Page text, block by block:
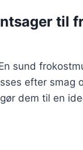
til
sund
efter
dem til en